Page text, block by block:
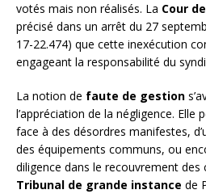
votés mais non réalisés. La Cour
précisé dans un arrêt du 27
17-22.474) que cette inexécution
engageant la responsabilité du
La notion de faute de gestion
l’appréciation de la négligence. Elle
face à des désordres manifestes,
des équipements communs, ou
diligence dans le recouvrement des
Tribunal de grande instance de